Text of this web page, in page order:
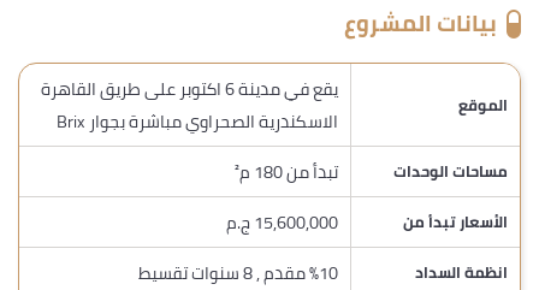
بيانات المشروع
الموقع
يقع في مدينة 6 اكتوبر على طريق القاهرة
الاسكندرية الصحراوي مباشرة بجوار Brix
مساحات الوحدات تبدأ من 180 م²
الأسعار تبدأ من 15,600,000 ج.م
انظمة السداد %10 مقدم , 8 سنوات تقسيط